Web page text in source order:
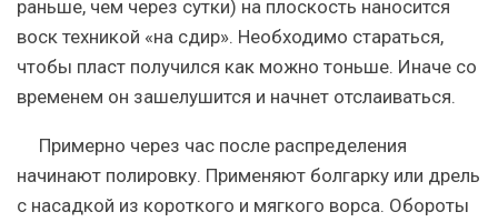
раньше, чем через сутки) на плоскость наносится
воск техникой «на сдир». Необходимо стараться,
чтобы пласт получился как можно тоньше. Иначе со
временем он зашелушится и начнет отслаиваться.
Примерно через час после распределения
начинают полировку. Применяют болгарку или дрель
с насадкой из короткого и мягкого ворса. Обороты